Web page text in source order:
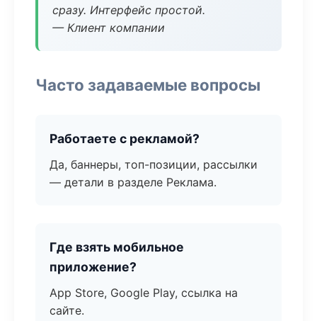
сразу. Интерфейс простой.
— Клиент компании
Часто задаваемые вопросы
Работаете с рекламой?
Да, баннеры, топ-позиции, рассылки
— детали в разделе Реклама.
Где взять мобильное
приложение?
App Store, Google Play, ссылка на
сайте.